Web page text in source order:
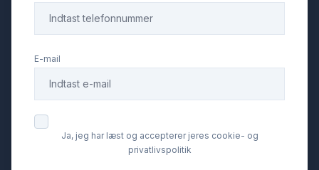
E-mail
Ja, jeg har læst og accepterer jeres cookie- og
privatlivspolitik